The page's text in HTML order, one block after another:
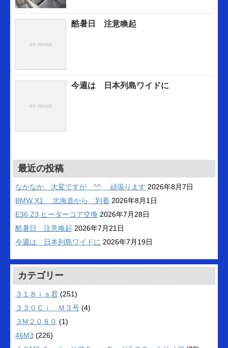
酷暑日 注意喚起
今週は 日本列島ワイドに
最近の投稿
なかなか 大変ですが ^^; 頑張ります 2026年8月7日
BMW X1 北海道から 到着 2026年8月1日
E36 Z3 ヒーターコア交換 2026年7月28日
酷暑日 注意喚起 2026年7月21日
今週は 日本列島ワイドに 2026年7月19日
カテゴリー
３１８ｉｓ君 (251)
３３０Ｃｉ Ｍ３号 (4)
３M２０８０ (1)
46M3 (226)